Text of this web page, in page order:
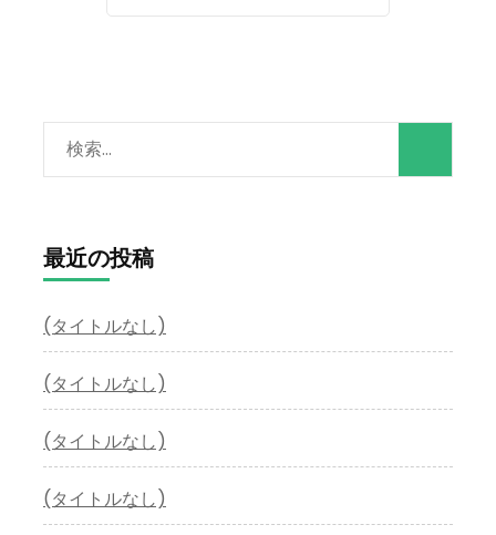
検
索:
最近の投稿
(タイトルなし)
(タイトルなし)
(タイトルなし)
(タイトルなし)